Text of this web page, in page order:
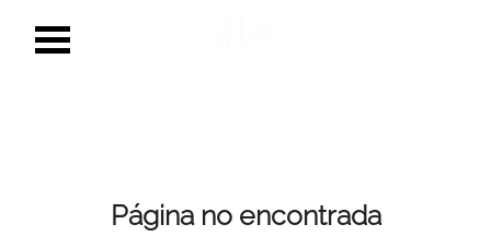
Página no encontrada